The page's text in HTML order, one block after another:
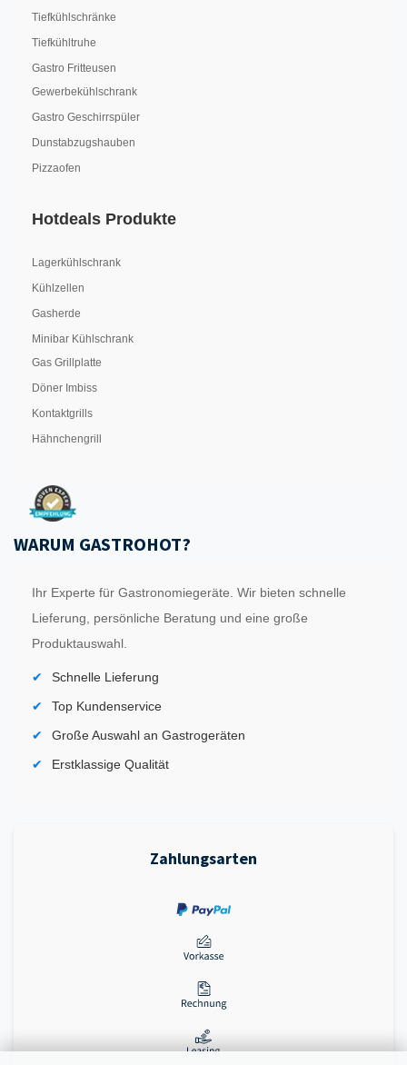
Tiefkühlschränke
Tiefkühltruhe
Gastro Fritteusen
Gewerbekühlschrank
Gastro Geschirrspüler
Dunstabzugshauben
Pizzaofen
Hotdeals Produkte
Lagerkühlschrank
Kühlzellen
Gasherde
Minibar Kühlschrank
Gas Grillplatte
Döner Imbiss
Kontaktgrills
Hähnchengrill
WARUM GASTROHOT?
Ihr Experte für Gastronomiegeräte. Wir bieten schnelle
Lieferung, persönliche Beratung und eine große
Produktauswahl.
Schnelle Lieferung
Top Kundenservice
Große Auswahl an Gastrogeräten
Erstklassige Qualität
Zahlungsarten